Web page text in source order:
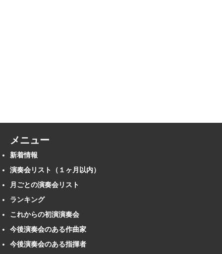
メニュー
新着情報
演奏会リスト（１ヶ月以内）
月ごとの演奏会リスト
ランキング
これからの初演演奏会
今後演奏会のある作曲家
今後演奏会のある指揮者